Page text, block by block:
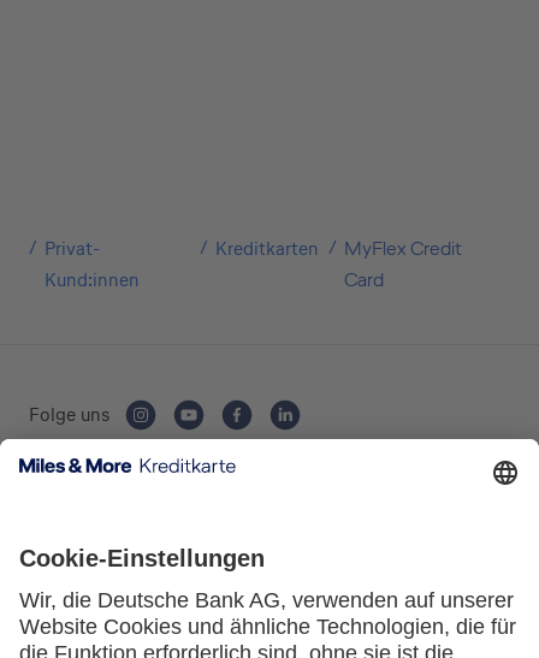
Privat-
Kund:innen
Kreditkarten
MyFlex Credit
Card
Folge uns